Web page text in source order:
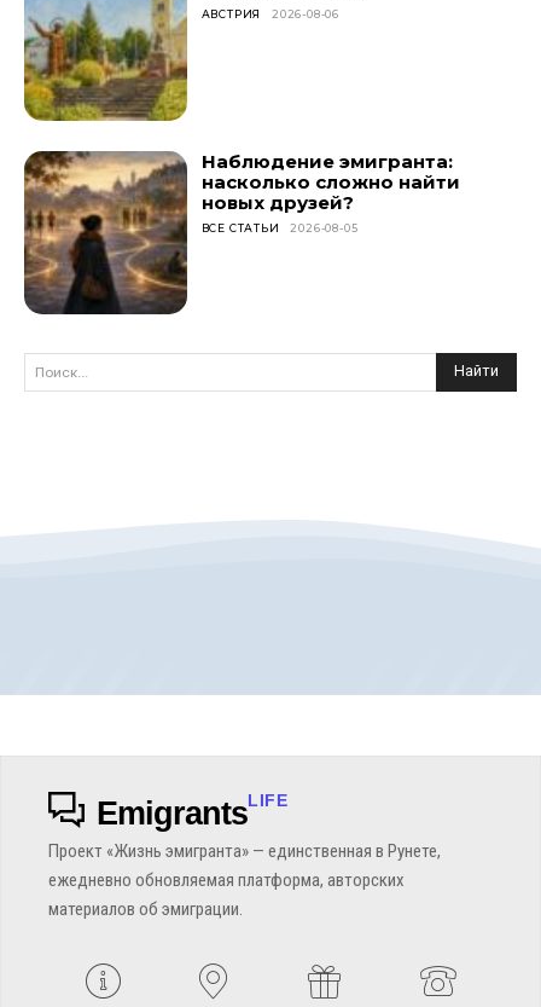
АВСТРИЯ 2026-08-06
Наблюдение эмигранта:
насколько сложно найти
новых друзей?
ВСЕ СТАТЬИ 2026-08-05
Поиск... Найти
EmigrantsLIFE
Проект «Жизнь эмигранта» — единственная в Рунете,
ежедневно обновляемая платформа, авторских
материалов об эмиграции.